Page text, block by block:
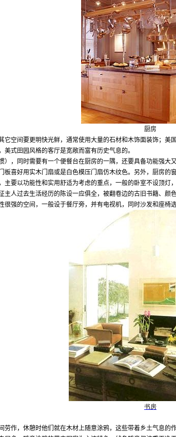
厨房
它空间要更明快光鲜，通常使用大量的石材和木饰面装饰；
式田园风格的客厅是宽敞而富有历史气息的。
），同时需要有一个便餐台在厨房的一隅，还要具备功能强
喜好用实木门扇或是白色模压门扇仿木纹色。另外，厨房的
要以功能性和实用舒适为考虑的重点，一般的卧室不设顶灯
主人过去生活经历的陈设一应俱全，被翻卷边的古旧书籍、颜
强的空间，一般设于餐厅旁，并有电视机，同时沙发和座椅
书房
劳作，休憩时他们就在木材上随意涂鸦，这些带着乡土气息